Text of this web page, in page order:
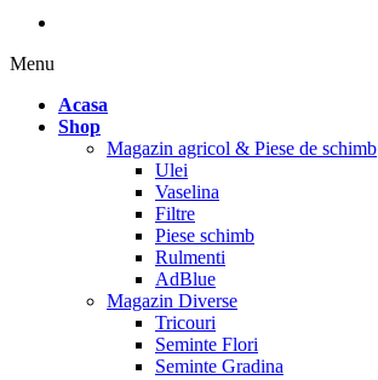
Menu
Acasa
Shop
Magazin agricol & Piese de schimb
Ulei
Vaselina
Filtre
Piese schimb
Rulmenti
AdBlue
Magazin Diverse
Tricouri
Seminte Flori
Seminte Gradina